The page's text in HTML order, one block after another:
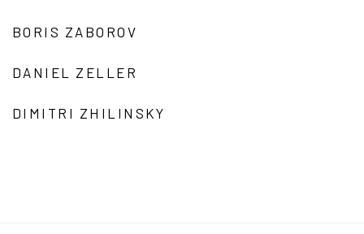
BORIS ZABOROV
DANIEL ZELLER
DIMITRI ZHILINSKY